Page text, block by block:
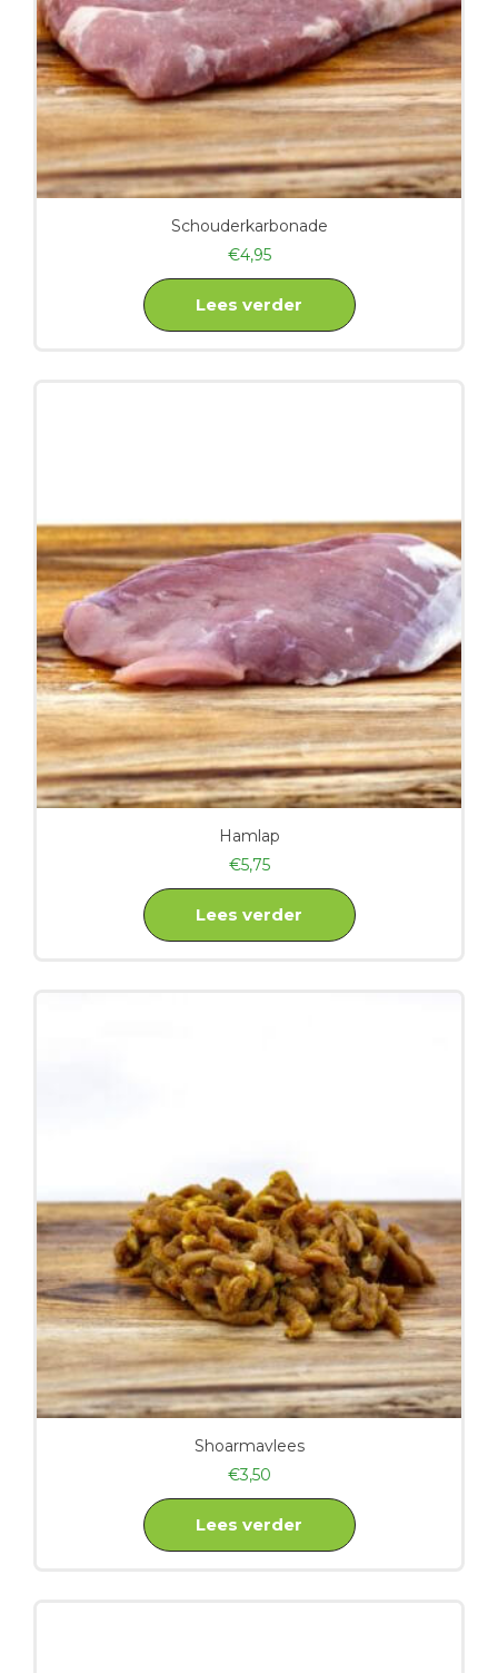
Schouderkarbonade
€4,95
Lees verder
Hamlap
€5,75
Lees verder
Shoarmavlees
€3,50
Lees verder